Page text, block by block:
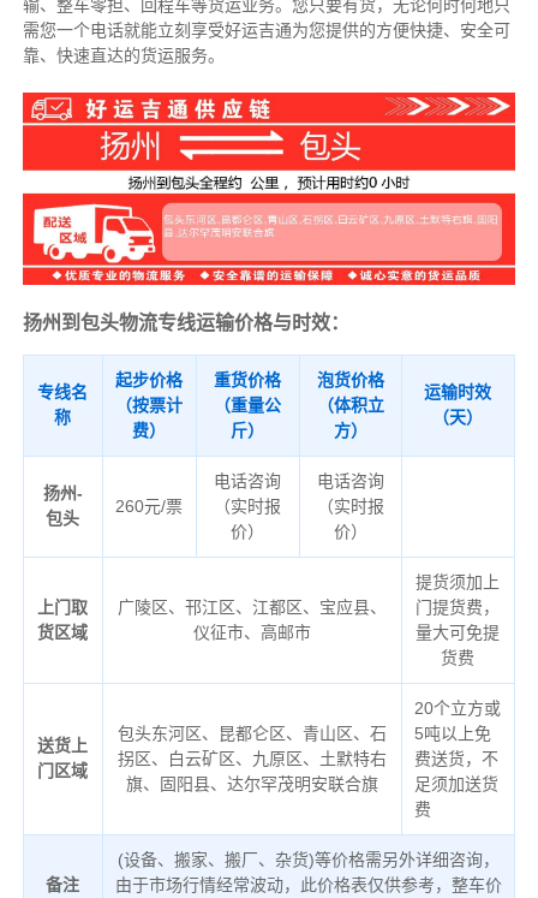
输、整车零担、回程车等货运业务。 您只要有货，无论何时何地只
需您一个电话就能立刻享受好运吉通为您提供的方便快捷、安全可
靠、快速直达的货运服务。
扬州到包头物流专线运输价格与时效：
专线名
称
起步价格
（按票计
费）
重货价格
（重量公
斤）
泡货价格
（体积立
方）
运输时效
（天）
扬州-
包头
260元/票
电话咨询
（实时报
价）
电话咨询
（实时报
价）
上门取
货区域
广陵区、邗江区、江都区、宝应县、
仪征市、高邮市
提货须加上
门提货费，
量大可免提
货费
送货上
门区域
包头东河区、昆都仑区、青山区、石
拐区、白云矿区、九原区、土默特右
旗、固阳县、达尔罕茂明安联合旗
20个立方或
5吨以上免
费送货，不
足须加送货
费
备注
(设备、搬家、搬厂、杂货)等价格需另外详细咨询，
由于市场行情经常波动，此价格表仅供参考，整车价